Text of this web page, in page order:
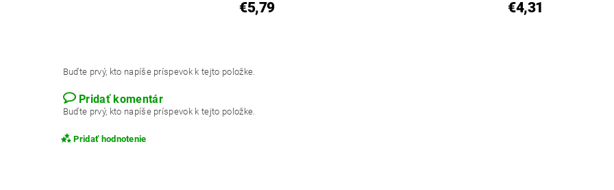
€5,79 €4,31
Buďte prvý, kto napíše príspevok k tejto položke.
Pridať komentár
Buďte prvý, kto napíše príspevok k tejto položke.
Pridať hodnotenie